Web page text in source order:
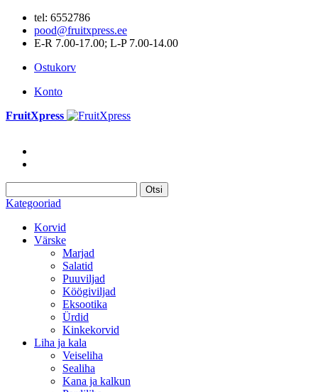
tel: 6552786
pood@fruitxpress.ee
E-R 7.00-17.00; L-P 7.00-14.00
Ostukorv
Konto
FruitXpress
Otsi
Kategooriad
Korvid
Värske
Marjad
Salatid
Puuviljad
Köögiviljad
Eksootika
Ürdid
Kinkekorvid
Liha ja kala
Veiseliha
Sealiha
Kana ja kalkun